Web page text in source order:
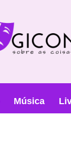
Música